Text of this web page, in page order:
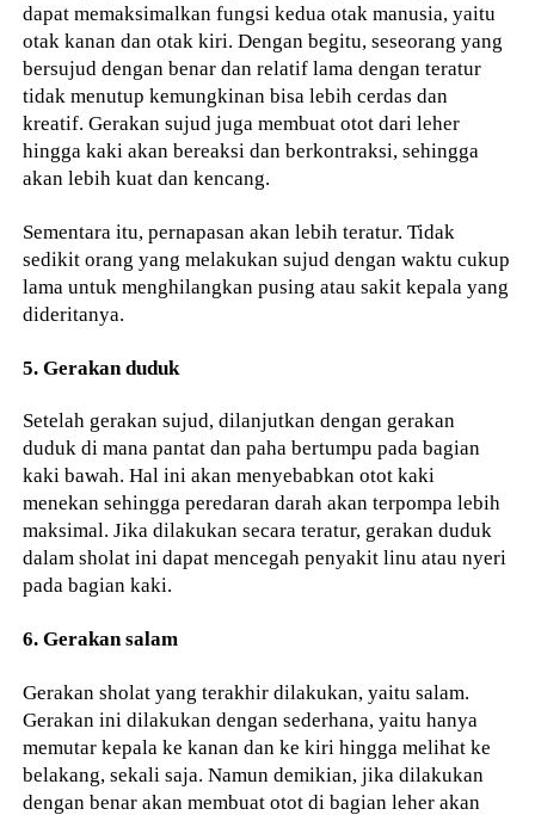
dapat memaksimalkan fungsi kedua otak manusia, yaitu
otak kanan dan otak kiri. Dengan begitu, seseorang yang
bersujud dengan benar dan relatif lama dengan teratur
tidak menutup kemungkinan bisa lebih cerdas dan
kreatif. Gerakan sujud juga membuat otot dari leher
hingga kaki akan bereaksi dan berkontraksi, sehingga
akan lebih kuat dan kencang.
Sementara itu, pernapasan akan lebih teratur. Tidak
sedikit orang yang melakukan sujud dengan waktu cukup
lama untuk menghilangkan pusing atau sakit kepala yang
dideritanya.
5. Gerakan duduk
Setelah gerakan sujud, dilanjutkan dengan gerakan
duduk di mana pantat dan paha bertumpu pada bagian
kaki bawah. Hal ini akan menyebabkan otot kaki
menekan sehingga peredaran darah akan terpompa lebih
maksimal. Jika dilakukan secara teratur, gerakan duduk
dalam sholat ini dapat mencegah penyakit linu atau nyeri
pada bagian kaki.
6. Gerakan salam
Gerakan sholat yang terakhir dilakukan, yaitu salam.
Gerakan ini dilakukan dengan sederhana, yaitu hanya
memutar kepala ke kanan dan ke kiri hingga melihat ke
belakang, sekali saja. Namun demikian, jika dilakukan
dengan benar akan membuat otot di bagian leher akan